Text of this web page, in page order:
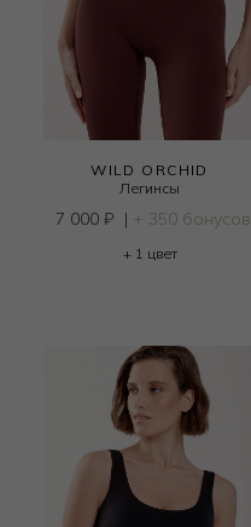
WILD ORCHID
Легинсы
7 000 ₽ | + 350 бонусов
+ 1 цвет